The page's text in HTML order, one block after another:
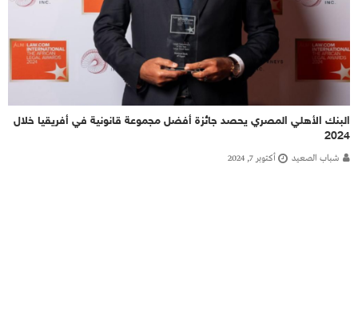
البنك الأهلي المصري يحصد جائزة أفضل مجموعة قانونية في أفريقيا خلال
2024
شباب الصعيد أكتوبر 7, 2024